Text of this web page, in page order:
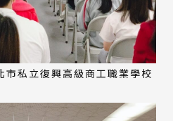
私立復興高級商工職業學校